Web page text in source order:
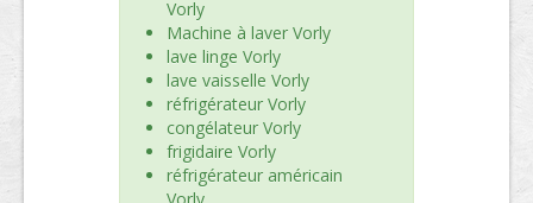
Vorly
Machine à laver Vorly
lave linge Vorly
lave vaisselle Vorly
réfrigérateur Vorly
congélateur Vorly
frigidaire Vorly
réfrigérateur américain